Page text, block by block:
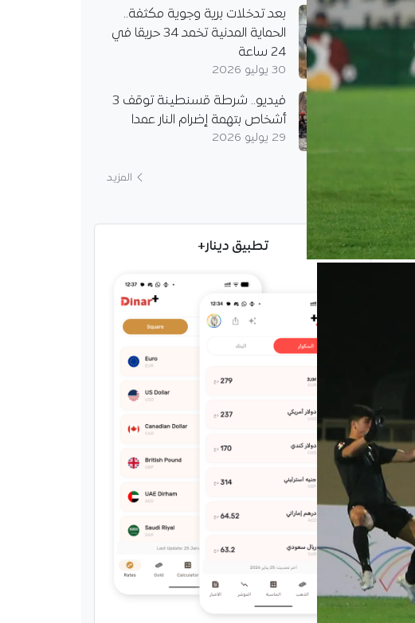
بعد تدخلات برية وجوية مكثفة..
الحماية المدنية تخمد 34 حريقا في
24 ساعة
30 يوليو 2026
فيديو.. شرطة قسنطينة توقف 3
أشخاص بتهمة إضرام النار عمدا
29 يوليو 2026
المزيد
تطبيق دينار+